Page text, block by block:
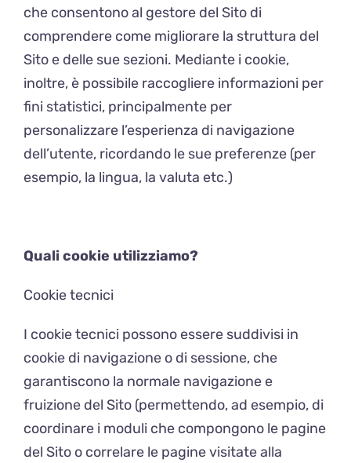
che consentono al gestore del Sito di
comprendere come migliorare la struttura del
Sito e delle sue sezioni. Mediante i cookie,
inoltre, è possibile raccogliere informazioni per
fini statistici, principalmente per
personalizzare l’esperienza di navigazione
dell’utente, ricordando le sue preferenze (per
esempio, la lingua, la valuta etc.)
Quali cookie utilizziamo?
Cookie tecnici
I cookie tecnici possono essere suddivisi in
cookie di navigazione o di sessione, che
garantiscono la normale navigazione e
fruizione del Sito (permettendo, ad esempio, di
coordinare i moduli che compongono le pagine
del Sito o correlare le pagine visitate alla